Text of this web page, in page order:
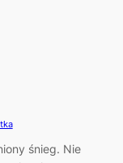
śnieg. Nie